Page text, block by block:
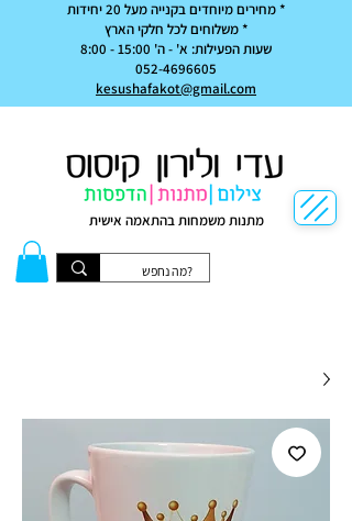
* מחירים מיוחדים בקנייה מעל 20 יחידות
* משלוחים לכל חלקי הארץ
שעות הפעילות: א' - ה' 15:00 - 8:00
052-4696605
kesushafakot@gmail.com
מתנות משמחות בהתאמה אישית